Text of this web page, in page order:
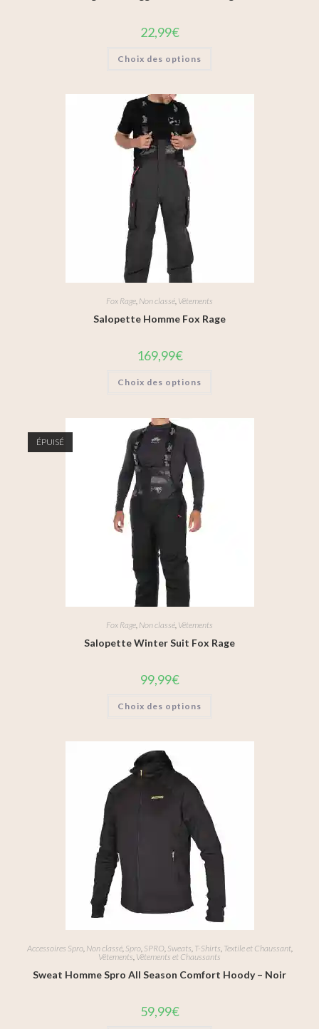
22,99€
Choix des options
Fox Rage, Non classé, Vêtements
Salopette Homme Fox Rage
169,99€
Choix des options
ÉPUISÉ
Fox Rage Non classé Vêtements
Salopette Winter Suit Fox Rage
99,99€
Choix des options
Accessoires Spro, Non classé, Spro, SPRO, Sweats, T-Shirts, Textile et Chaussant,
Vêtements, Vêtements et Chaussants
Sweat Homme Spro All Season Comfort Hoody – Noir
59,99€